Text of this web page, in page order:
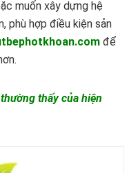
muốn xây dựng hệ
phù hợp điều kiện sản
để
thấy của hiện